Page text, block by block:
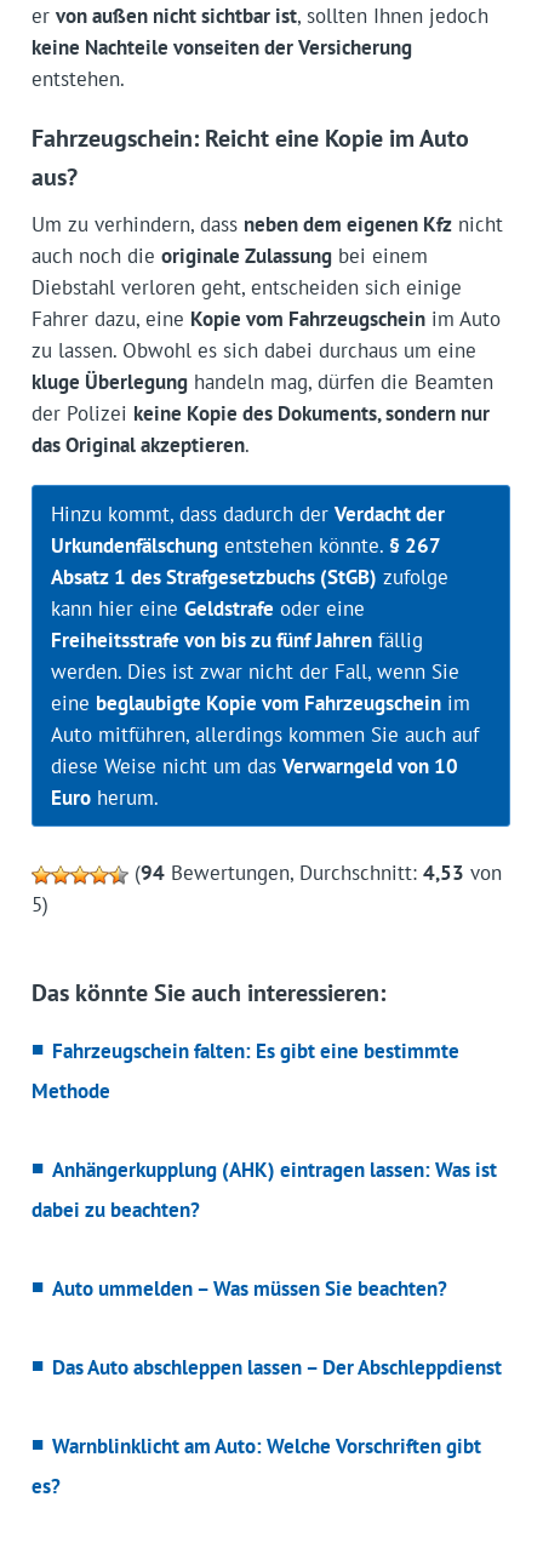
er von außen nicht sichtbar ist, sollten Ihnen jedoch
keine Nachteile vonseiten der Versicherung
entstehen.
Fahrzeugschein: Reicht eine Kopie im Auto
aus?
Um zu verhindern, dass neben dem eigenen Kfznicht
auch noch die originale Zulassungbei einem
Diebstahl verloren geht, entscheiden sich einige
Fahrer dazu, eine Kopie vom Fahrzeugscheinim Auto
zu lassen. Obwohl es sich dabei durchaus um eine
kluge Überlegunghandeln mag, dürfen die Beamten
der Polizei keine Kopie des Dokuments, sondern nur
das Original akzeptieren.
Hinzu kommt, dass dadurch der Verdacht der
Urkundenfälschungentstehen könnte. § 267
Absatz 1 des Strafgesetzbuchs (StGB) zufolge
kann hier eine Geldstrafe oder eine
Freiheitsstrafe von bis zu fünf Jahrenfällig
werden. Dies ist zwar nicht der Fall, wenn Sie
eine beglaubigte Kopie vom Fahrzeugscheinim
Auto mitführen, allerdings kommen Sie auch auf
diese Weise nicht um das Verwarngeld von 10
Euroherum.
(94Bewertungen, Durchschnitt: 4,53 von
5)
Das könnte Sie auch interessieren:
Fahrzeugschein falten: Es gibt eine bestimmte
Methode
Anhängerkupplung (AHK) eintragen lassen: Was ist
dabei zu beachten?
Auto ummelden – Was müssen Sie beachten?
Das Auto abschleppen lassen – Der Abschleppdienst
Warnblinklicht am Auto: Welche Vorschriften gibt
es?